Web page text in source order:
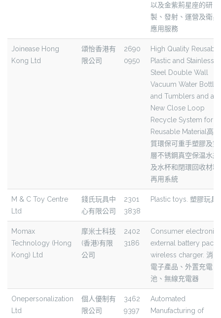
以及金紫荊星座的研
製、發射、運營及衛星
應用服務
Joinease Hong
Kong Ltd
頌怡香港有
限公司
2690
0950
High Quality Reusable
Plastic and Stainless
Steel Double Wall
Vacuum Water Bottle
and Tumblers and a
New Close Loop
Recycle System for
Reusable Material高品
質環保可重手塑膠及雙
層不锈鋼真空保温水瓶
及水杯和閉環回收材料
再用系統
M & C Toy Centre
Ltd
錢氏玩具中
心有限公司
2301
3838
Plastic toys. 塑膠玩具
Momax
Technology (Hong
Kong) Ltd
摩米士科技
(香港)有限
公司
2402
3186
Consumer
external battery pack,
wireless charger. 消費
電子產品、外置充電
池、無線充電器
Onepersonalization
Ltd
個人優制有
限公司
3462
9397
Automated
Manufacturing of